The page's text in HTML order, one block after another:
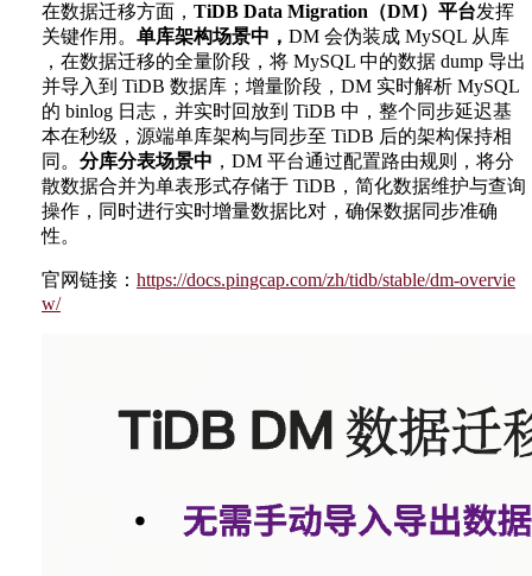
在数据迁移方面， TiDB Data Migration（DM）平台发挥
关键作用。 单库架构场景中， DM 会伪装成 MySQL 从库
，在数据迁移的全量阶段，将 MySQL 中的数据 dump 导出
并导入到 TiDB 数据库；增量阶段，DM 实时解析 MySQL
的 binlog 日志，并实时回放到 TiDB 中，整个同步延迟基
本在秒级，源端单库架构与同步至 TiDB 后的架构保持相
同。 分库分表场景中 ，DM 平台通过配置路由规则，将分
散数据合并为单表形式存储于 TiDB，简化数据维护与查询
操作，同时进行实时增量数据比对，确保数据同步准确
性。
官网链接： https://docs.pingcap.com/zh/tidb/stable/dm-overvie
w/